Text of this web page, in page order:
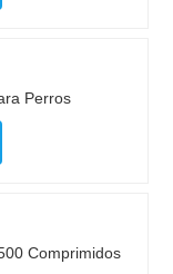
Perros
Comprimidos